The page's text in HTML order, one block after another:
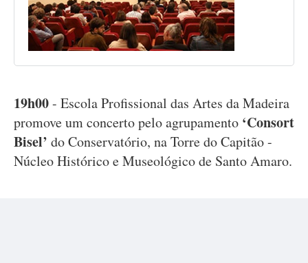
19h00- Escola Profissional das Artes da Madeira
promove um concerto pelo agrupamento ‘Consort
Bisel’ do Conservatório, na Torre do Capitão -
Núcleo Histórico e Museológico de Santo Amaro.